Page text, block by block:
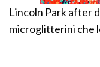
Lincoln Park after
microglitterini che